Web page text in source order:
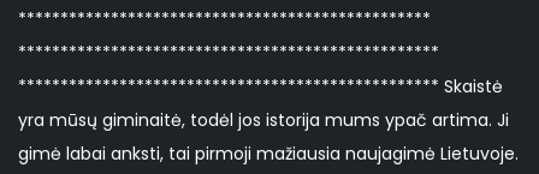
*************************************************
**************************************************
************************************************** Skaistė
yra mūsų giminaitė, todėl jos istorija mums ypač artima. Ji
gimė labai anksti, tai pirmoji mažiausia naujagimė Lietuvoje.